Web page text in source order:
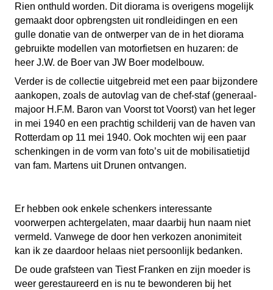
Rien onthuld worden. Dit diorama is overigens mogelijk
gemaakt door opbrengsten uit rondleidingen en een
gulle donatie van de ontwerper van de in het diorama
gebruikte modellen van motorfietsen en huzaren: de
heer J.W. de Boer van JW Boer modelbouw.
Verder is de collectie uitgebreid met een paar bijzondere
aankopen, zoals de autovlag van de chef-staf (generaal-
majoor H.F.M. Baron van Voorst tot Voorst) van het leger
in mei 1940 en een prachtig schilderij van de haven van
Rotterdam op 11 mei 1940. Ook mochten wij een paar
schenkingen in de vorm van foto’s uit de mobilisatietijd
van fam. Martens uit Drunen ontvangen.
Er hebben ook enkele schenkers interessante
voorwerpen achtergelaten, maar daarbij hun naam niet
vermeld. Vanwege de door hen verkozen anonimiteit
kan ik ze daardoor helaas niet persoonlijk bedanken.
De oude grafsteen van Tiest Franken en zijn moeder is
weer gerestaureerd en is nu te bewonderen bij het